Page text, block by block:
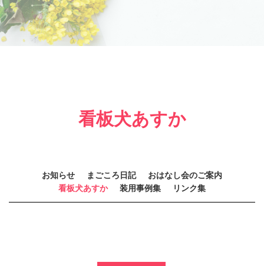
看板犬あすか
お知らせ まごころ日記
おはなし会のご案内
看板犬あすか
装用事例集 リンク集